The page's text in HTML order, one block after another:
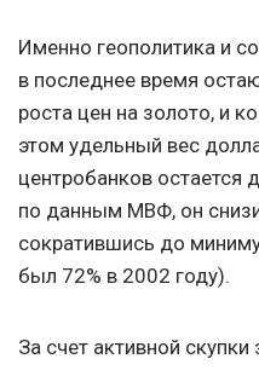
Именно геополитика и
в последнее время
роста цен на золото, и
этом удельный вес
центробанков
по данным МВФ, он
сократившись до
был 72% в 2002 году).
За счет активной